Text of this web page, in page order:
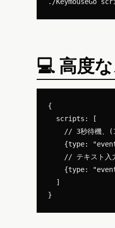
💻 高度
{
  scripts: [
// 3秒待機、
{type:
// テキスト入
{type:
  ]